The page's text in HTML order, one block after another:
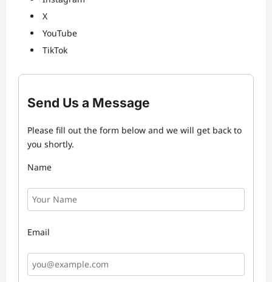
X
YouTube
TikTok
Send Us a Message
Please fill out the form below and we will get back to
you shortly.
Name
Email